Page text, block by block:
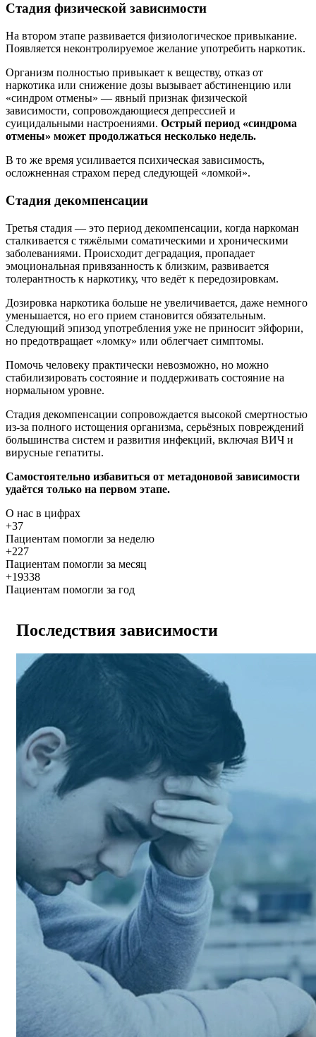
Стадия физической зависимости
На втором этапе развивается физиологическое привыкание.
Появляется неконтролируемое желание употребить наркотик.
Организм полностью привыкает к веществу, отказ от
наркотика или снижение дозы вызывает абстиненцию или
«синдром отмены» — явный признак физической
зависимости, сопровождающиеся депрессией и
суицидальными настроениями. Острый период «синдрома
отмены» может продолжаться несколько недель.
В то же время усиливается психическая зависимость,
осложненная страхом перед следующей «ломкой».
Стадия декомпенсации
Третья стадия — это период декомпенсации, когда наркоман
сталкивается с тяжёлыми соматическими и хроническими
заболеваниями. Происходит деградация, пропадает
эмоциональная привязанность к близким, развивается
толерантность к наркотику, что ведёт к передозировкам.
Дозировка наркотика больше не увеличивается, даже немного
уменьшается, но его прием становится обязательным.
Следующий эпизод употребления уже не приносит эйфории,
но предотвращает «ломку» или облегчает симптомы.
Помочь человеку практически невозможно, но можно
стабилизировать состояние и поддерживать состояние на
нормальном уровне.
Стадия декомпенсации сопровождается высокой смертностью
из-за полного истощения организма, серьёзных повреждений
большинства систем и развития инфекций, включая ВИЧ и
вирусные гепатиты.
Самостоятельно избавиться от метадоновой зависимости
удаётся только на первом этапе.
О нас в цифрах
+37
Пациентам помогли за неделю
+227
Пациентам помогли за месяц
+19338
Пациентам помогли за год
Последствия зависимости